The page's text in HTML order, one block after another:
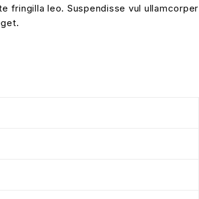
fringilla leo. Suspendisse vul ullamcorper